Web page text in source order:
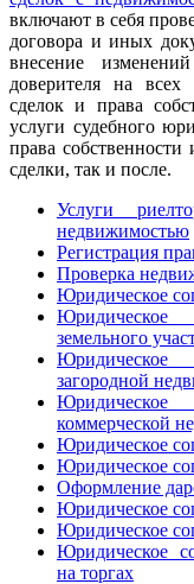
включают в себя
договора и иных
внесение
доверителя на
сделок и права
услуги судебного
права
сделки, так и после.
Услуги
недвижимостью
Регистрация
Проверка
Юридическое
земельного
загородной
коммерческой
Юридическое
Юридическое
Оформление
Юридическое
Юридическое
Юридическое
на торгах